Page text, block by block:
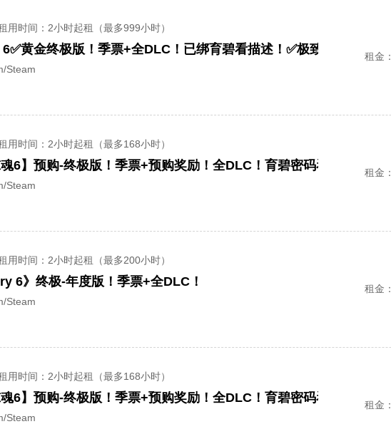
用时间 ：2小时起租（最多999小时）
黄金终极版！季票+全DLC！已绑育碧看描述！✅极致体验
Steam
租金：
用时间 ：2小时起租（最多168小时）
6】预购-终极版！季票+预购奖励！全DLC！育碧密码看描述！
Steam
租金：
用时间 ：2小时起租（最多200小时）
6》终极-年度版！季票+全DLC！
Steam
租金：
用时间 ：2小时起租（最多168小时）
6】预购-终极版！季票+预购奖励！全DLC！育碧密码看描述！
Steam
租金：